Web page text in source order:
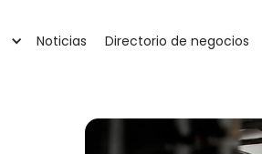
Noticias Directorio de negocios